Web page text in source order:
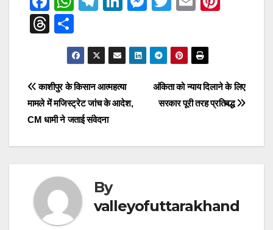
a
c
b
o
o
s
A
p
p
gr
a
m
e
dI
n
e
n
er
st
T
hr
a
d
s
h
ar
e
Post
navigation
अंकिता को न्याय दिलाने के लिए
सरकार पूरी तरह प्रतिबद्ध
काशीपुर के किसान आत्महत्या
मामले में मजिस्ट्रेट जांच के आदेश,
CM धामी ने जताई संवेदना
By
valleyofuttarakhand